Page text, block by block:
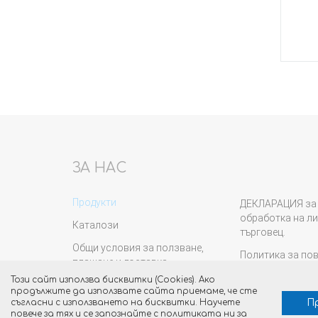
Този сайт използва бисквитки (Cookies). Ако
продължите да използвате сайта приемаме, че сте
съгласни с използването на бисквитки. Научете
повече за тях и се запознайте с политиката ни за
ЗА НАС
Продукти
Каталози
Общи условия за ползване,
плащане и доставка
ДЕКЛАРАЦИЯ за
обработка на
търговец.
Политика за